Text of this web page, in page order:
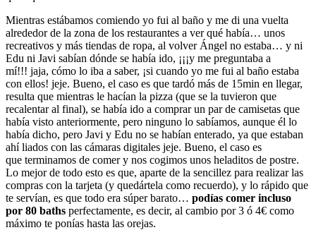
Mientras estábamos comiendo yo fui al baño y me di una vuelta
alrededor de la zona de los restaurantes a ver qué había… unos
recreativos y más tiendas de ropa, al volver Ángel no estaba… y ni
Edu ni Javi sabían dónde se había ido, ¡¡¡y me preguntaba a
mí!!! jaja, cómo lo iba a saber, ¡si cuando yo me fui al baño estaba
con ellos! jeje. Bueno, el caso es que tardó más de 15min en llegar,
resulta que mientras le hacían la pizza (que se la tuvieron que
recalentar al final), se había ido a comprar un par de camisetas que
había visto anteriormente, pero ninguno lo sabíamos, aunque él lo
había dicho, pero Javi y Edu no se habían enterado, ya que estaban
ahí liados con las cámaras digitales jeje. Bueno, el caso es
que terminamos de comer y nos cogimos unos heladitos de postre.
Lo mejor de todo esto es que, aparte de la sencillez para realizar las
compras con la tarjeta (y quedártela como recuerdo), y lo rápido que
te servían, es que todo era súper barato… podías comer incluso
por 80 baths perfectamente, es decir, al cambio por 3 ó 4€ como
máximo te ponías hasta las orejas.